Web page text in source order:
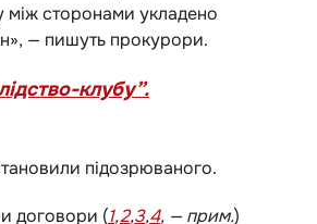
між сторонами укладено
— пишуть прокурори.
клубу”.
підозрюваного.
договори (1,2,3,4, — прим.)